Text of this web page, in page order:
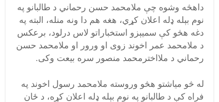
داهڅه وشوه چې ملامحمد حسن رحماني د طالبانو په
نوم بېله ډله اعلان کړي،‌ هغه هم دا ونه منله، البته په
دغه هڅو کې سمیېزو استخباراتو لاس درلود، برعکس
د ملامحمد عمر اخوند زوی او ورور او ملامحمد حسن
رحماني د ملااخترمحمد منصور سره بیعت وکی.
له څو میاشتو هڅو وروسته ملامحمد رسول اخوند په
فراه کې د طالبانو په نوم بېله ډله اعلان کړه،‌ د ځان